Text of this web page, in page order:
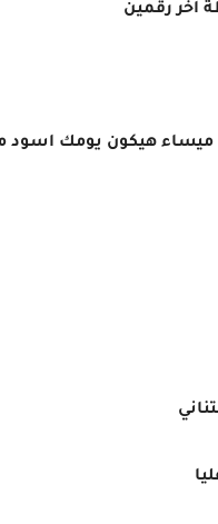
اخر رقمين
ميساء هيكون يومك